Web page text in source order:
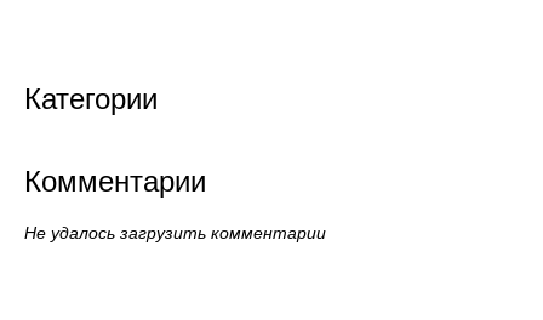
Категории
Комментарии
Не удалось загрузить комментарии